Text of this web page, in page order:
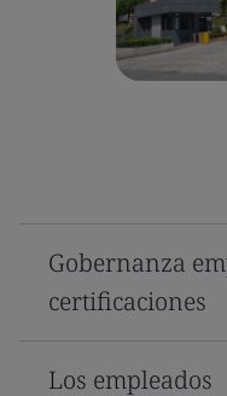
Gobernanza
certificaciones
Los empleados